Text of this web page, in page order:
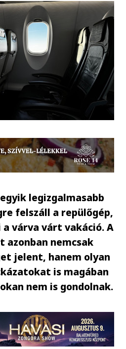
legizgalmasabb
felszáll a repülőgép,
várva várt vakáció. A
azonban nemcsak
jelent, hanem olyan
is magában
nem is gondolnak.